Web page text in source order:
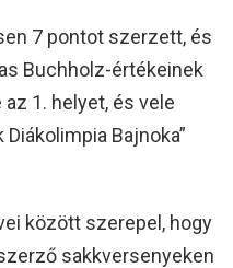
7 pontot szerzett, és
Buchholz-értékeinek
1. helyet, és vele
Bajnoka”
között szerepel, hogy
sakkversenyeken